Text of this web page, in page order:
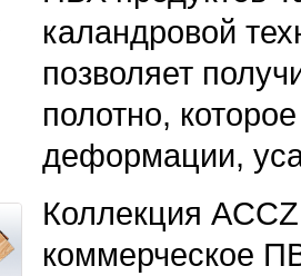
каландровой
позволяет
полотно,
деформации,
Коллекция
коммерческое